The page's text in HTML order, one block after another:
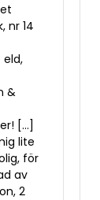
nr 14
eld,
&
[…]
lite
för
av
2